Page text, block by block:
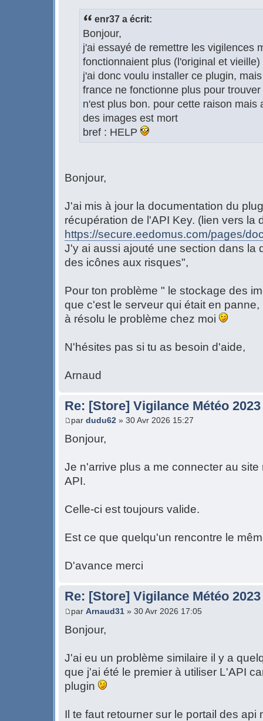
enr37 a écrit:
Bonjour,
j'ai essayé de remettre les vigilences
fonctionnaient plus (l'original et vieille)
j'ai donc voulu installer ce plugin,
france ne fonctionne plus pour
n'est plus bon. pour cette raison mais
des images est mort
bref : HELP
Bonjour,
J'ai mis à jour la documentation du
récupération de l'API Key. (lien vers la
https://secure.eedomus.com/pages/
J'y ai aussi ajouté une section dans la
des icônes aux risques",
Pour ton problème " le stockage des
que c'est le serveur qui était en
à résolu le problème chez moi
N'hésites pas si tu as besoin d'aide,
Arnaud
Re: [Store] Vigilance Météo 2023
par dudu62 » 30 Avr 2026 15:27
Bonjour,
Je n'arrive plus a me connecter au
API.
Celle-ci est toujours valide.
Est ce que quelqu'un rencontre le
D'avance merci
Re: [Store] Vigilance Météo 2023
par Arnaud31 » 30 Avr 2026 17:05
Bonjour,
J'ai eu un problème similaire il y a
que j'ai été le premier à utiliser L'API
plugin
Il te faut retourner sur le portail des api